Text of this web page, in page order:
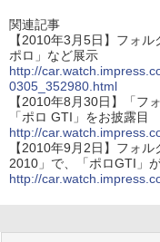
関連記事
【2010年3月5日】フォ
ポロ」など展示
http://
0305_352980.html
【2010年8月30日】「フ
「ポロ GTI」をお披露目
http://
【2010年9月2日】フォ
2010」で、「ポロGTI」
http://